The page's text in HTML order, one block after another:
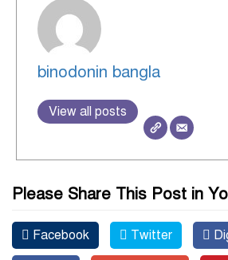
binodonin bangla
View all posts
Please Share This Post in
Facebook Twitter